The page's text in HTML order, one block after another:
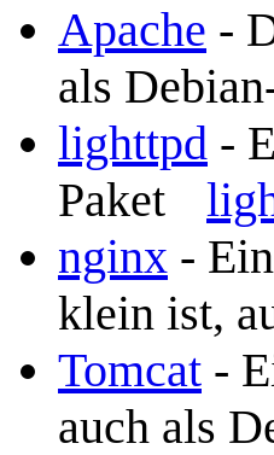
Apache -
als
lighttpd -
Paket
nginx -
klein ist,
Tomcat -
auch als